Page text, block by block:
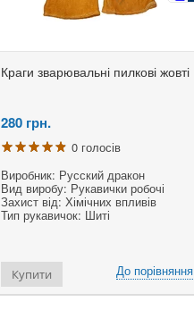
Краги зварювальні пилкові жовті
280 грн.
0 голосів
Виробник: Русский дракон
Вид виробу: Рукавички робочі
Захист від: Хімічних впливів
Тип рукавичок: Шиті
До порівняння
Купити